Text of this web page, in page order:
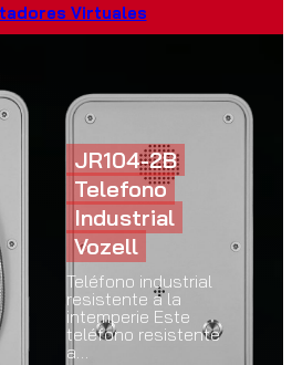
Virtuales
JR104-2B
Telefono
Industrial
Vozell
Teléfono industrial
resistente a la
intemperie Este
teléfono resistente
a…